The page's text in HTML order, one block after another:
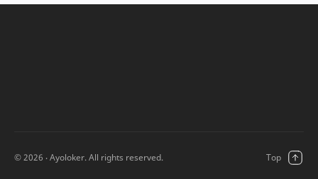
©2026 ‧ Ayoloker. All rights reserved.